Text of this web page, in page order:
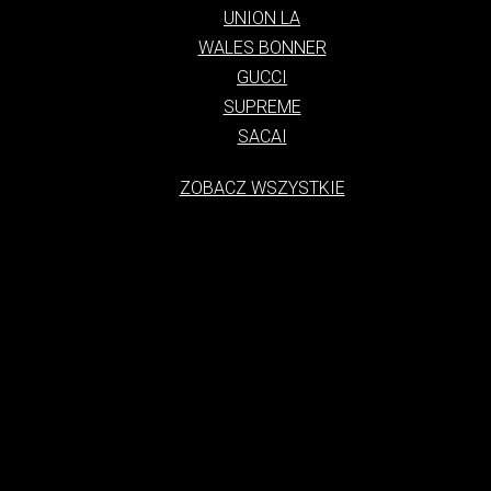
UNION LA
WALES BONNER
GUCCI
SUPREME
SACAI
ZOBACZ WSZYSTKIE